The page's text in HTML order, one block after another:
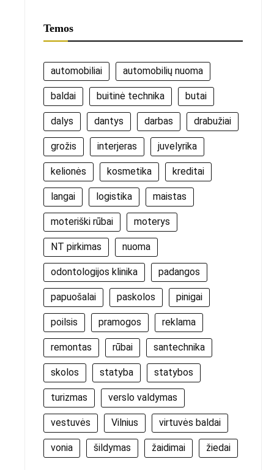
Temos
automobiliai automobilių nuoma
baldai buitinė technika butai
dalys dantys darbas drabužiai
grožis interjeras juvelyrika
kelionės kosmetika kreditai
langai logistika maistas
moteriški rūbai moterys
NT pirkimas nuoma
odontologijos klinika padangos
papuošalai paskolos pinigai
poilsis pramogos reklama
remontas rūbai santechnika
skolos statyba statybos
turizmas verslo valdymas
vestuvės Vilnius virtuvės baldai
vonia šildymas žaidimai žiedai